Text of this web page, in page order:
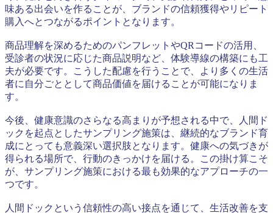
味ある出会いを作ることが、ブランドの信頼獲得やリピート
購入へとつながるポイントとなります。
商品理解を深めるためのパンフレットやQRコードの活用、
受診者の状況に応じた商品説明など、体験導線の構築にも工
夫が必要です。こうした配慮を行うことで、より多くの生活
者に自分ごととして商品価値を届けることが可能になりま
す。
今後、健康意識のさらなる高まりが予想される中で、人間ド
ックを起点としたサンプリング施策は、継続的なブランド育
成にとっても意義深い選択肢となります。健康への気づきが
得られる場所で、行動のきっかけを届ける。この掛け算こそ
が、サンプリング施策における最も効果的なアプローチの一
つです。
人間ドックという信頼性の高い接点を通じて、生活改善を支